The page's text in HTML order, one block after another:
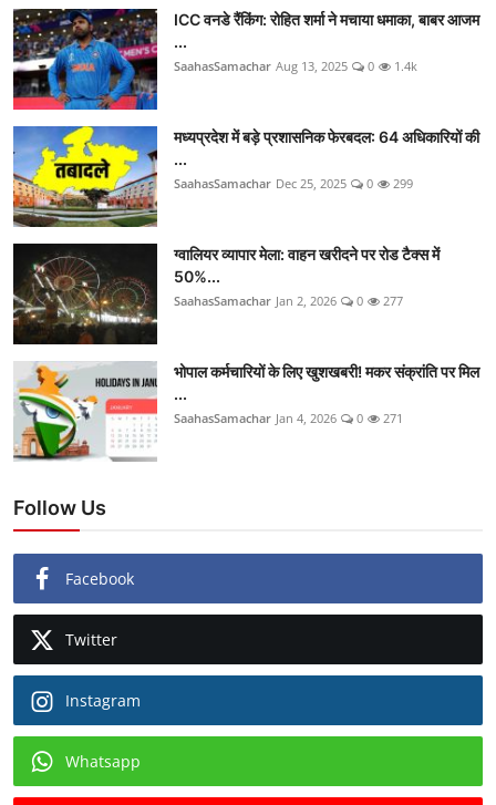
ICC वनडे रैंकिंग: रोहित शर्मा ने मचाया धमाका, बाबर आजम
...
SaahasSamachar Aug 13, 2025 0 1.4k
मध्यप्रदेश में बड़े प्रशासनिक फेरबदल: 64 अधिकारियों की
...
SaahasSamachar Dec 25, 2025 0 299
ग्वालियर व्यापार मेला: वाहन खरीदने पर रोड टैक्स में
50%...
SaahasSamachar Jan 2, 2026 0 277
भोपाल कर्मचारियों के लिए खुशखबरी! मकर संक्रांति पर मिल
...
SaahasSamachar Jan 4, 2026 0 271
Follow Us
Facebook
Twitter
Instagram
Whatsapp